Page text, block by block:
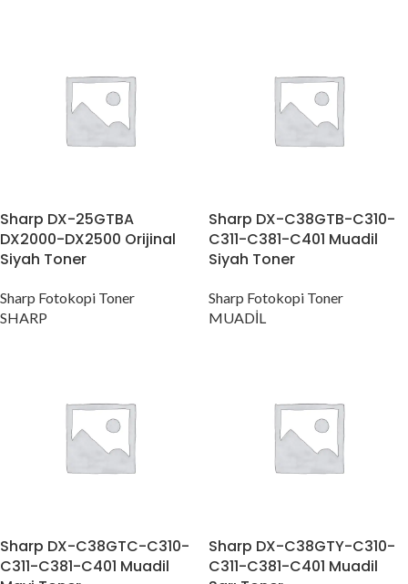
Sharp DX-25GTBA
DX2000-DX2500 Orijinal
Siyah Toner
Sharp Fotokopi Toner
SHARP
Sharp DX-C38GTB-C310-
C311-C381-C401 Muadil
Siyah Toner
Sharp Fotokopi Toner
MUADİL
Sharp DX-C38GTC-C310-
C311-C381-C401 Muadil
Sharp DX-C38GTY-C310-
C311-C381-C401 Muadil